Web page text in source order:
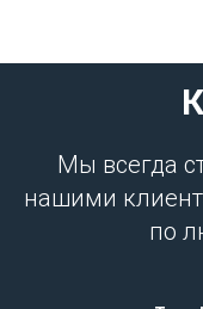
Мы всегда
нашими
по